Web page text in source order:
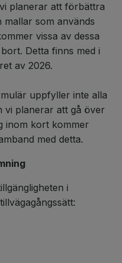
planerar att förbättra
som används
vissa av dessa
Detta finns med i
av 2026.
uppfyller inte alla
vi planerar att gå över
inom kort kommer
med detta.
i